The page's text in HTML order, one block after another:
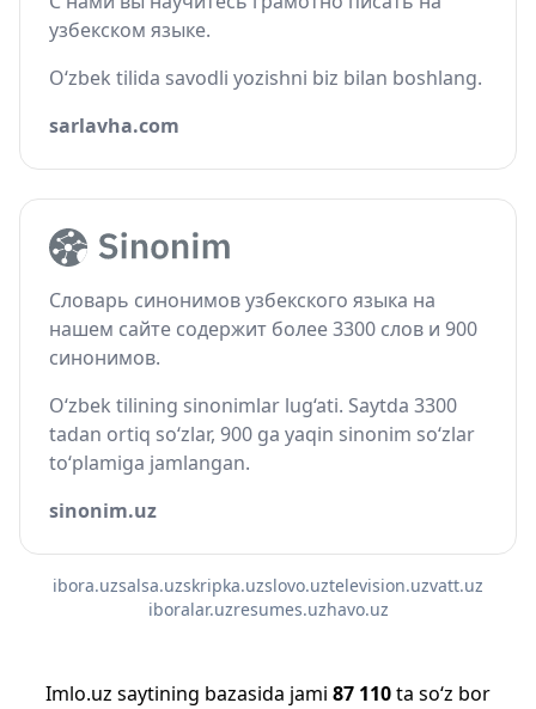
узбекском языке.
O‘zbek tilida savodli yozishni biz bilan boshlang.
sarlavha.com
Словарь синонимов узбекского языка на
нашем сайте содержит более 3300 слов и 900
синонимов.
O‘zbek tilining sinonimlar lug‘ati. Saytda 3300
tadan ortiq so‘zlar, 900 ga yaqin sinonim so‘zlar
to‘plamiga jamlangan.
sinonim.uz
ibora.uzsalsa.uzskripka.uzslovo.uztelevision.uzvatt.uz
iboralar.uzresumes.uzhavo.uz
Imlo.uz saytining bazasida jami 87 110ta so‘z bor